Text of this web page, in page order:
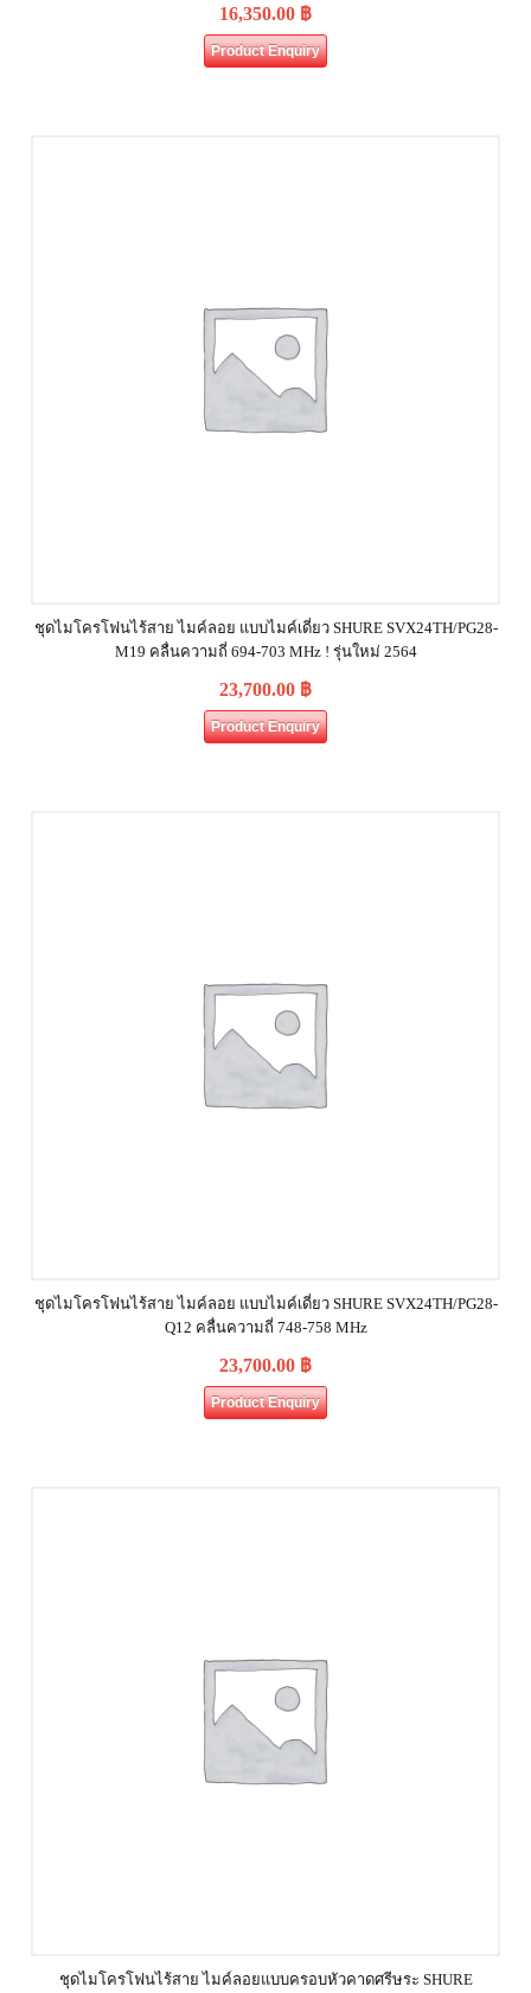
16,350.00 ฿
Product Enquiry
ชุดไมโครโฟนไร้สาย ไมค์ลอย แบบไมค์เดี่ยว SHURE SVX24TH/PG28-
M19 คลื่นความถี่ 694-703 MHz ! รุ่นใหม่ 2564
23,700.00 ฿
Product Enquiry
ชุดไมโครโฟนไร้สาย ไมค์ลอย แบบไมค์เดี่ยว SHURE SVX24TH/PG28-
Q12 คลื่นความถี่ 748-758 MHz
23,700.00 ฿
Product Enquiry
ชุดไมโครโฟนไร้สาย ไมค์ลอยแบบครอบหัวคาดศรีษระ SHURE